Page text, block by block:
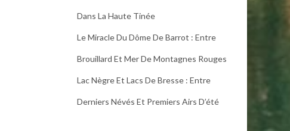
Dans La Haute Tinée
Le Miracle Du Dôme De Barrot : Entre
Brouillard Et Mer De Montagnes Rouges
Lac Nègre Et Lacs De Bresse : Entre
Derniers Névés Et Premiers Airs D’été